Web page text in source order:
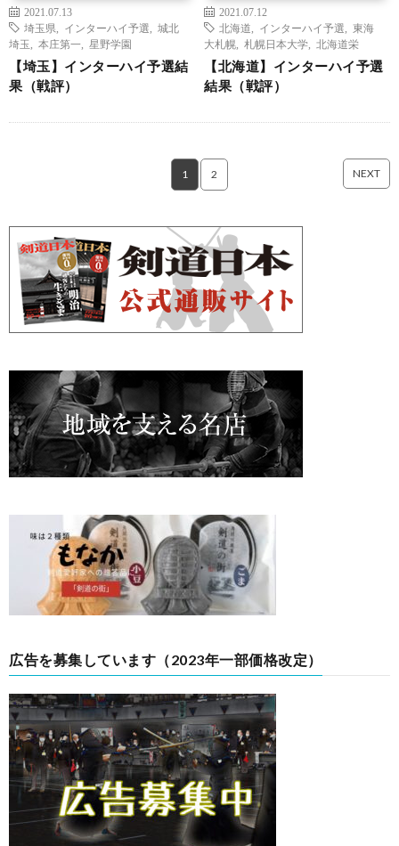
2021.07.13
埼玉県
インターハイ予選
城北
埼玉
本庄第一 星野学園
【埼玉】インターハイ予選結
果（戦評）
2021.07.12
北海道
インターハイ予選
東海
大札幌
札幌日本大学 北海道栄
【北海道】インターハイ予選
結果（戦評）
1 2 NEXT
広告を募集しています（2023年一部価格改定）